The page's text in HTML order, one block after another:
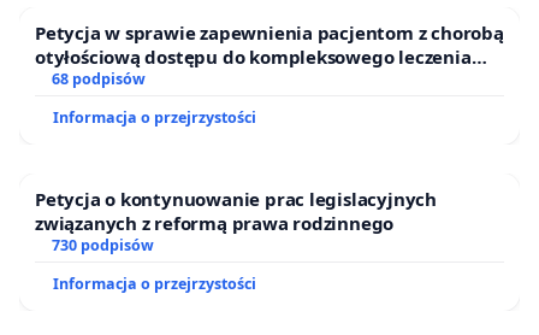
Petycja w sprawie zapewnienia pacjentom z chorobą
otyłościową dostępu do kompleksowego leczenia
oraz programów profilaktycznych.
68 podpisów
Informacja o przejrzystości
Petycja o kontynuowanie prac legislacyjnych
związanych z reformą prawa rodzinnego
730 podpisów
Informacja o przejrzystości